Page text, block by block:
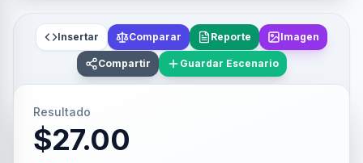
Insertar Comparar Reporte Imagen
Compartir Guardar Escenario
Resultado
$27.00